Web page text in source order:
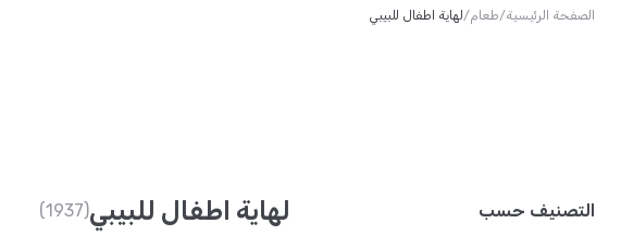
الصفحة الرئيسية/طعام/لهاية اطفال للبيبي
التصنيف حسب لهاية اطفال للبيبي(1937)